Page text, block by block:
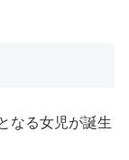
なる女児が誕生